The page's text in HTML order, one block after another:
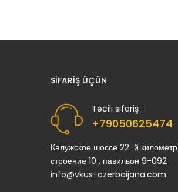
SIFARIŞ ÜÇÜN
Təcili sifariş :
+79050625474
Калужское шоссе 22-й километр
строение 10 , павильон 9-092
info@vkus-azerbaijana.com